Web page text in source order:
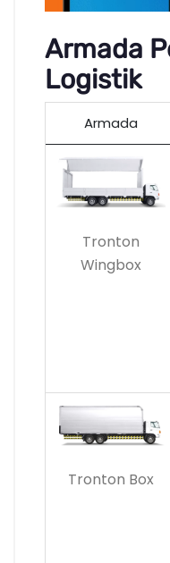
Armada
Logistik
Armada
Tronton
Wingbox
Tronton Box